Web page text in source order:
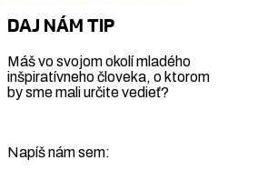
DAJ NÁM TIP
Máš vo svojom okolí mladého
inšpiratívneho človeka, o ktorom
by sme mali určite vedieť?
Napíš nám sem: